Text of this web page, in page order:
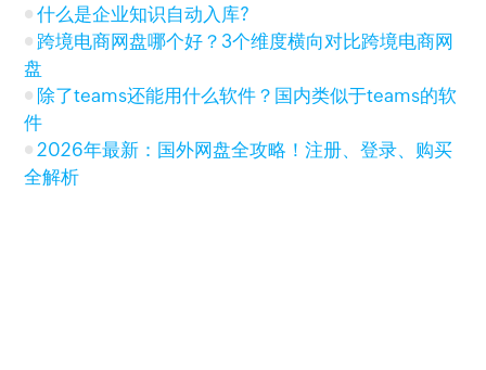
什么是企业知识自动入库?
跨境电商网盘哪个好？3个维度横向对比跨境电商网
盘
除了teams还能用什么软件？国内类似于teams的软
件
2026年最新：国外网盘全攻略！注册、登录、购买
全解析